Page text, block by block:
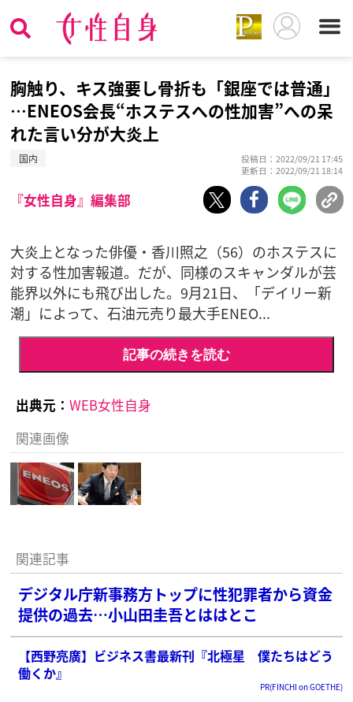
胸触り、キス強要し骨折も「銀座では普通」
…ENEOS会長“ホステスへの性加害”への呆
れた言い分が大炎上
国内
投稿日：2022/09/21 17:45
更新日：2022/09/21 18:14
『女性自身』編集部
大炎上となった俳優・香川照之（56）のホステスに
対する性加害報道。だが、同様のスキャンダルが芸
能界以外にも飛び出した。9月21日、「デイリー新
潮」によって、石油元売り最大手ENEO...
記事の続きを読む
出典元： WEB女性自身
関連画像
関連記事
デジタル庁新事務方トップに性犯罪者から資金
提供の過去…小山田圭吾とははとこ
【西野亮廣】ビジネス書最新刊『北極星 僕たちはどう
働くか』
PR(FINCHI on GOETHE)